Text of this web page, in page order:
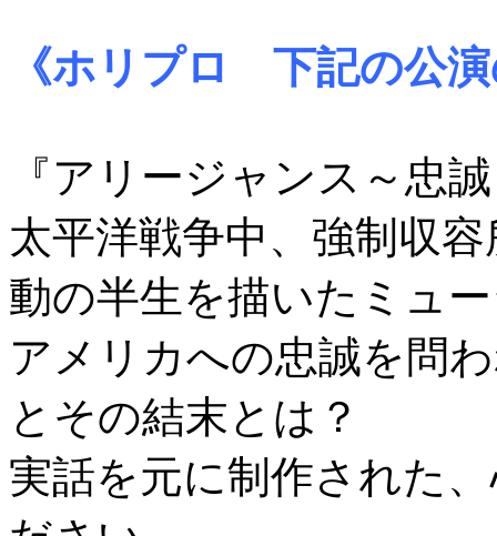
《ホリプロ 下記の公
『アリージャンス～忠
太平洋戦争中、強制収
動の半生を描いたミュ
アメリカへの忠誠を問
とその結末とは？
実話を元に制作された